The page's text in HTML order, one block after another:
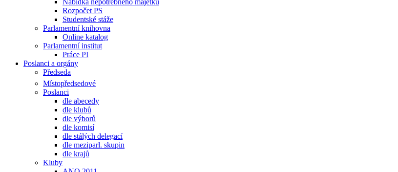
Nabídka nepotřebného majetku
Rozpočet PS
Studentské stáže
Parlamentní knihovna
Online katalog
Parlamentní institut
Práce PI
Poslanci a orgány
Předseda
Místopředsedové
Poslanci
dle abecedy
dle klubů
dle výborů
dle komisí
dle stálých delegací
dle meziparl. skupin
dle krajů
Kluby